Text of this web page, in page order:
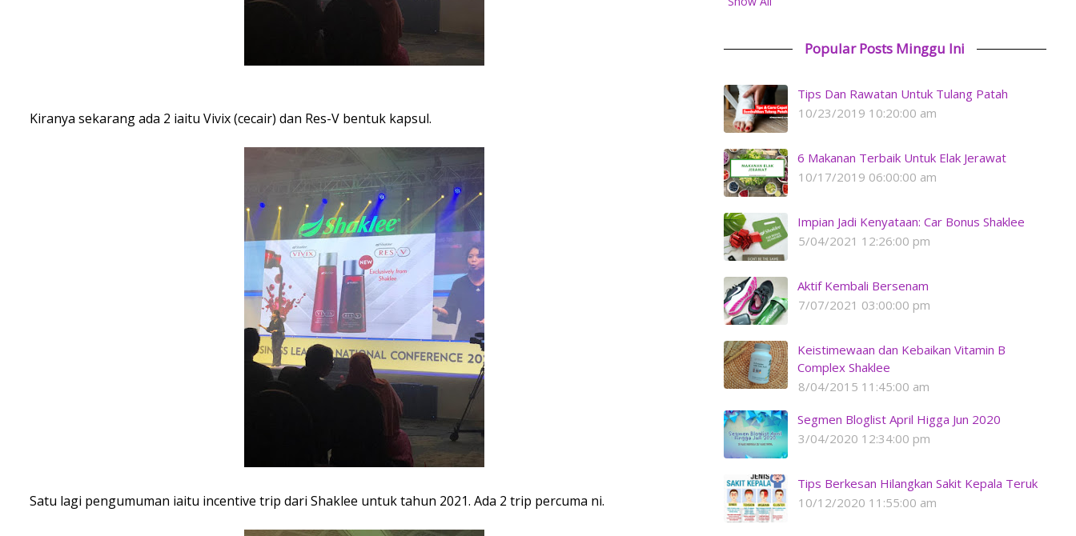
Kiranya sekarang ada 2 iaitu Vivix (cecair) dan Res-V bentuk kapsul.
Satu lagi pengumuman iaitu incentive trip dari Shaklee untuk tahun 2021. Ada 2 trip percuma ni.
Popular Posts Minggu Ini
Tips Dan Rawatan Untuk Tulang Patah
10/23/2019 10:20:00 am
6 Makanan Terbaik Untuk Elak Jerawat
10/17/2019 06:00:00 am
Impian Jadi Kenyataan: Car Bonus Shaklee
5/04/2021 12:26:00 pm
Aktif Kembali Bersenam
7/07/2021 03:00:00 pm
Keistimewaan dan Kebaikan Vitamin B
Complex Shaklee
8/04/2015 11:45:00 am
Segmen Bloglist April Higga Jun 2020
3/04/2020 12:34:00 pm
Tips Berkesan Hilangkan Sakit Kepala Teruk
10/12/2020 11:55:00 am